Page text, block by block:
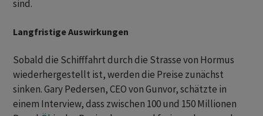
sind.
Langfristige Auswirkungen
Sobald die Schifffahrt durch die Strasse von Hormus
wiederhergestellt ist, werden die Preise zunächst
sinken. Gary Pedersen, CEO von Gunvor, schätzte in
einem Interview, dass zwischen 100 und 150 Millionen